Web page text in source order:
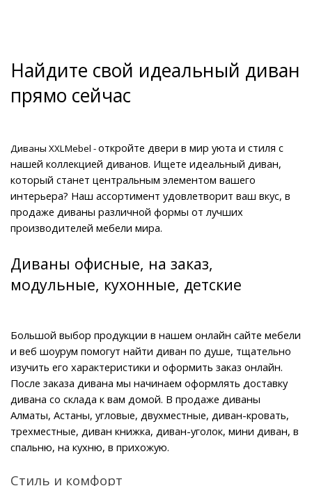
Найдите свой идеальный диван
прямо сейчас
Диваны XXLMebel - откройте двери в мир уюта и стиля с
нашей коллекцией диванов. Ищете идеальный диван,
который станет центральным элементом вашего
интерьера? Наш ассортимент удовлетворит ваш вкус, в
продаже диваны различной формы от лучших
производителей мебели мира.
Диваны офисные, на заказ,
модульные, кухонные, детские
Большой выбор продукции в нашем онлайн сайте мебели
и веб шоурум помогут найти диван по душе, тщательно
изучить его характеристики и оформить заказ онлайн.
После заказа дивана мы начинаем оформлять доставку
дивана со склада к вам домой. В продаже диваны
Алматы, Астаны, угловые, двухместные, диван-кровать,
трехместные, диван книжка, диван-уголок, мини диван, в
спальню, на кухню, в прихожую.
Стиль и комфорт